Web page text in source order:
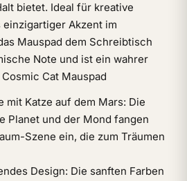
bietet. Ideal für kreative
Akzent im
Mauspad dem Schreibtisch
Note und ist ein wahrer
Cat Mauspad
mit Katze auf dem Mars: Die
Planet und der Mond fangen
Szene ein, die zum Träumen
Design: Die sanften Farben